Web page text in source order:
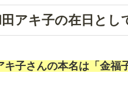
アキ子の在日とし
キ子さんの本名は「金福